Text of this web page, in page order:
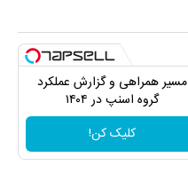
مسیر همراهی و گزارش عملکرد
گروه اسنپ در ۱۴۰۴
کلیک کن!